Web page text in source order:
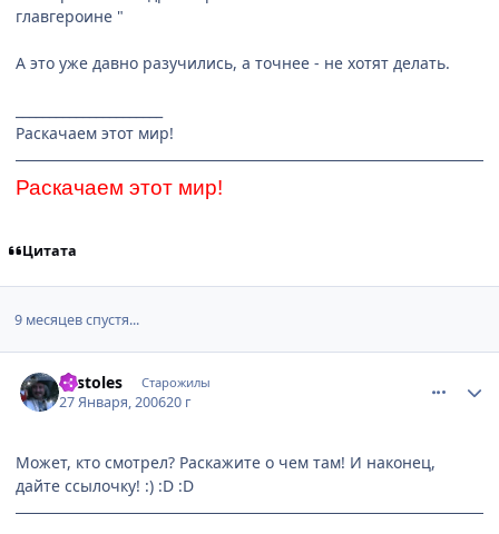
главгероине "
А это уже давно разучились, а точнее - не хотят делать.
Раскачаем этот мир!
Раскачаем этот мир!
Цитата
9 месяцев спустя...
Sestoles Старожилы
27 Января, 200620 г
Может, кто смотрел? Раскажите о чем там! И наконец,
дайте ссылочку! :) :D :D